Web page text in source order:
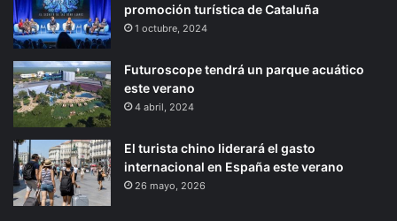
promoción turística de Cataluña
1 octubre, 2024
Futuroscope tendrá un parque acuático
este verano
4 abril, 2024
El turista chino liderará el gasto
internacional en España este verano
26 mayo, 2026